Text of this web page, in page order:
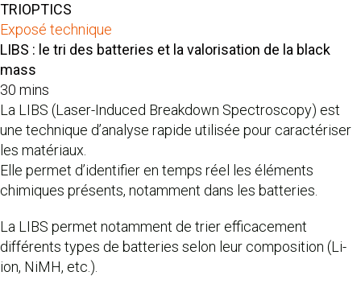
TRIOPTICS
Exposé technique
LIBS : le tri des batteries et la valorisation de la black
mass
30 mins
La LIBS (Laser-Induced Breakdown Spectroscopy) est
une technique d’analyse rapide utilisée pour caractériser
les matériaux.
Elle permet d’identifier en temps réel les éléments
chimiques présents, notamment dans les batteries.
La LIBS permet notamment de trier efficacement
différents types de batteries selon leur composition (Li-
ion, NiMH, etc.).